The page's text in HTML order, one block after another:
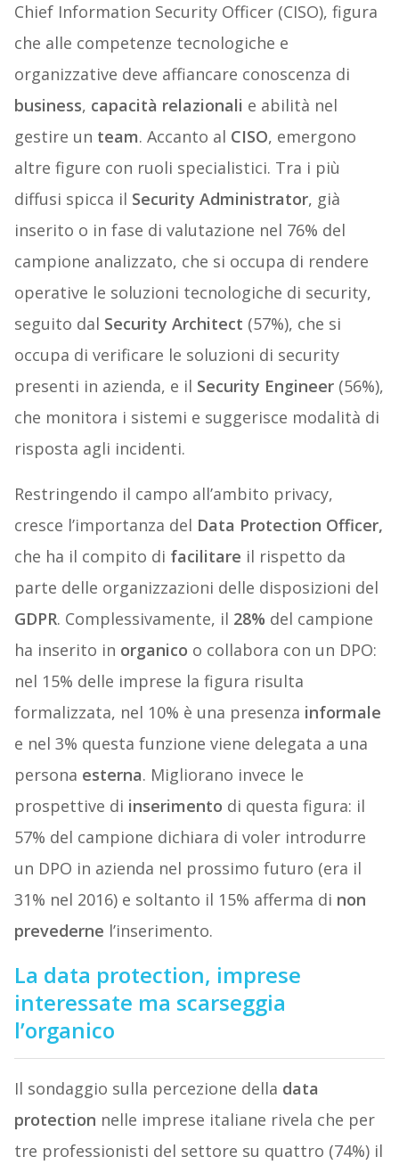
Chief Information Security Officer (CISO), figura
che alle competenze tecnologiche e
organizzative deve affiancare conoscenza di
business, capacità relazionali e abilità nel
gestire un team. Accanto al CISO, emergono
altre figure con ruoli specialistici. Tra i più
diffusi spicca il Security Administrator, già
inserito o in fase di valutazione nel 76% del
campione analizzato, che si occupa di rendere
operative le soluzioni tecnologiche di security,
seguito dal Security Architect (57%), che si
occupa di verificare le soluzioni di security
presenti in azienda, e il Security Engineer(56%),
che monitora i sistemi e suggerisce modalità di
risposta agli incidenti.
Restringendo il campo all’ambito privacy,
cresce l’importanza del Data Protection Officer,
che ha il compito di facilitare il rispetto da
parte delle organizzazioni delle disposizioni del
GDPR. Complessivamente, il 28% del campione
ha inserito in organico o collabora con un DPO:
nel 15% delle imprese la figura risulta
formalizzata, nel 10% è una presenza informale
e nel 3% questa funzione viene delegata a una
persona esterna. Migliorano invece le
prospettive di inserimento di questa figura: il
57% del campione dichiara di voler introdurre
un DPO in azienda nel prossimo futuro (era il
31% nel 2016) e soltanto il 15% afferma di non
prevederne l’inserimento.
La data protection, imprese
interessate ma scarseggia
l’organico
Il sondaggio sulla percezione della data
protection nelle imprese italiane rivela che per
tre professionisti del settore su quattro (74%) il